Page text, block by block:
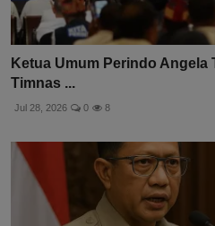
Ketua Umum Perindo
Timnas ...
Jul 28, 2026 0 8